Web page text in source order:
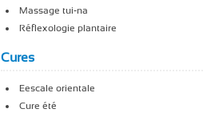
Massage tui-na
Réflexologie plantaire
Cures
Eescale orientale
Cure été